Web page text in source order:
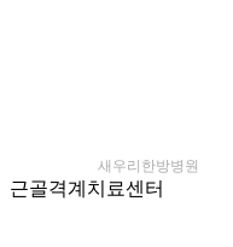
새우리한방병원
근골격계치료센터